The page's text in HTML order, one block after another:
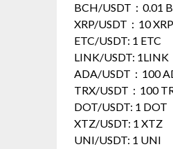
BCH/USDT：0.01
XRP/USDT：10 XRP
ETC/USDT: 1 ETC
LINK/USDT: 1LINK
ADA/USDT：100
TRX/USDT：100
DOT/USDT: 1 DOT
XTZ/USDT: 1 XTZ
UNI/USDT: 1 UNI